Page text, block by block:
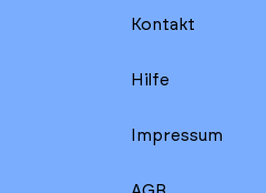
Kontakt
Hilfe
Impressum